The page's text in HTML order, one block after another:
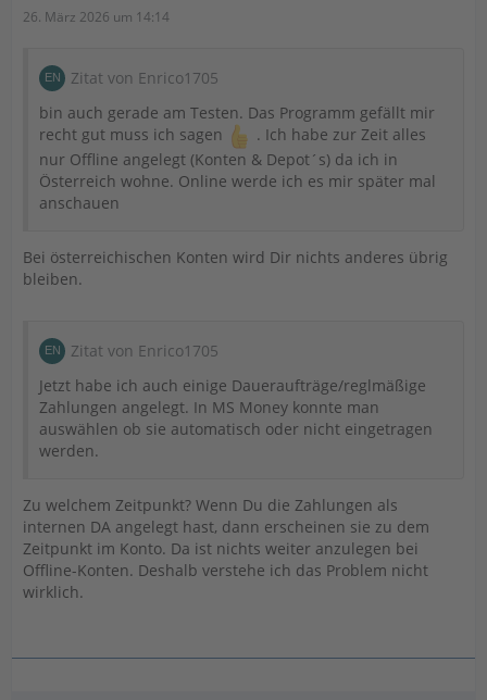
26. März 2026 um 14:14
Zitat von Enrico1705
bin auch gerade am Testen. Das Programm gefällt mir
recht gut muss ich sagen
. Ich habe zur Zeit alles
nur Offline angelegt (Konten & Depot´s) da ich in
Österreich wohne. Online werde ich es mir später mal
anschauen
Bei österreichischen Konten wird Dir nichts anderes übrig
bleiben.
Zitat von Enrico1705
Jetzt habe ich auch einige Daueraufträge/reglmäßige
Zahlungen angelegt. In MS Money konnte man
auswählen ob sie automatisch oder nicht eingetragen
werden.
Zu welchem Zeitpunkt? Wenn Du die Zahlungen als
internen DA angelegt hast, dann erscheinen sie zu dem
Zeitpunkt im Konto. Da ist nichts weiter anzulegen bei
Offline-Konten. Deshalb verstehe ich das Problem nicht
wirklich.